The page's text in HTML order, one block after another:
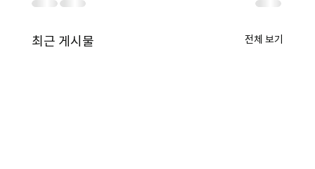
최근 게시물 전체 보기